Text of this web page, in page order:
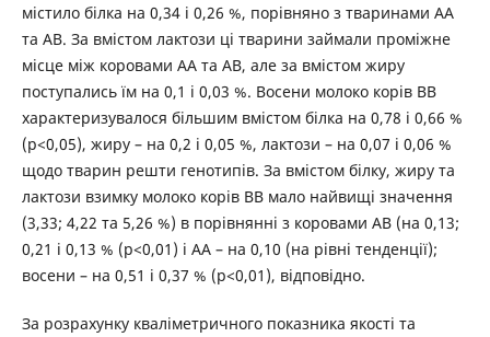
містило білка на 0,34 і 0,26 %, порівняно з тваринами АА
та АВ. За вмістом лактози ці тварини займали проміжне
місце між коровами АА та АВ, але за вмістом жиру
поступались їм на 0,1 і 0,03 %. Восени молоко корів ВВ
характеризувалося більшим вмістом білка на 0,78 і 0,66 %
(р<0,05), жиру – на 0,2 і 0,05 %, лактози – на 0,07 і 0,06 %
щодо тварин решти генотипів. За вмістом білку, жиру та
лактози взимку молоко корів ВВ мало найвищі значення
(3,33; 4,22 та 5,26 %) в порівнянні з коровами АВ (на 0,13;
0,21 і 0,13 % (р<0,01) і АА – на 0,10 (на рівні тенденції);
восени – на 0,51 і 0,37 % (р<0,01), відповідно.
За розрахунку кваліметричного показника якості та